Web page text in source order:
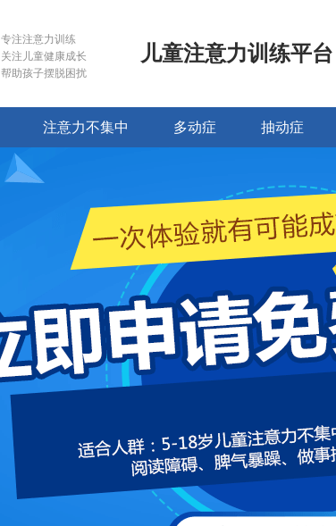
专注注意力训练
关注儿童健康成长
帮助孩子摆脱困扰
儿童注意力训练平台
注意力不集中 多动症 抽动症